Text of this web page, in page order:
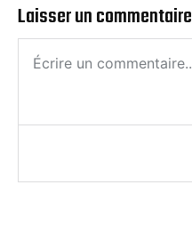
Laisser un commentaire